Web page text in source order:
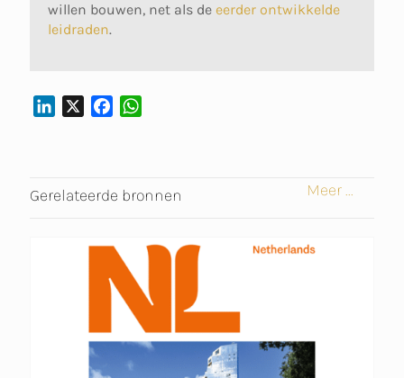
willen bouwen, net als de eerder ontwikkelde
leidraden.
E
B
K
S
P
Gerelateerde bronnen Meer ...